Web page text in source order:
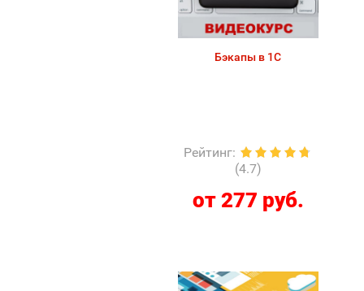
Бэкапы в 1С
Рейтинг:
(4.7)
от 277 руб.